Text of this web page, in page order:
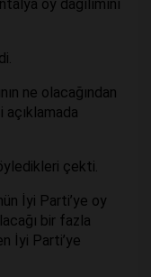
oy dağılımını
ne olacağından
çekti.
İyi Parti’ye oy
bir fazla
İyi Parti’ye